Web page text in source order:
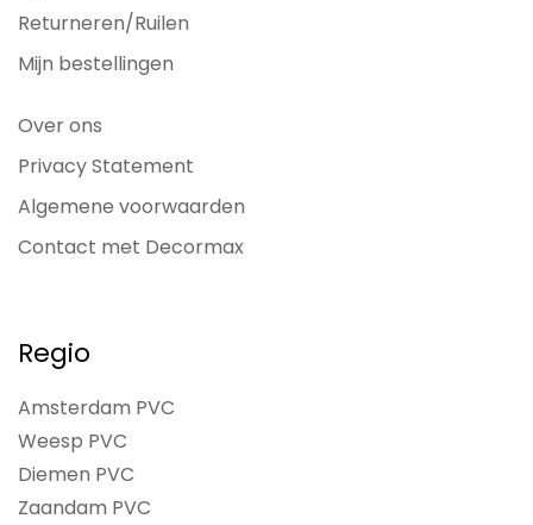
Returneren/Ruilen
Mijn bestellingen
Over ons
Privacy Statement
Algemene voorwaarden
Contact met Decormax
Regio
Amsterdam PVC
Weesp PVC
Diemen PVC
Zaandam PVC